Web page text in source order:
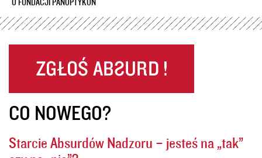
CO NOWEGO?
Starcie Absurdów Nadzoru – jesteś na „tak”